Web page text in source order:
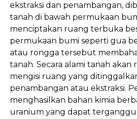
ekstraksi dan penambangan,
tanah di bawah permukaan
menciptakan ruang terbuka
permukaan bumi seperti gua
atau rongga tersebut
tanah. Secara alami tanah
mengisi ruang yang
penambangan atau ekstraksi.
menghasilkan bahan kimia
uranium yang dapat